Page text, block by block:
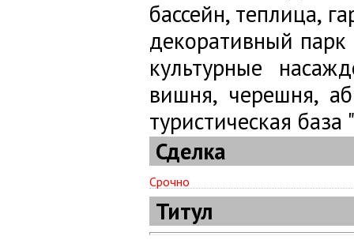
бассейн, теплица,
декоративный
культурные
вишня, черешня,
туристическая
Сделка
Срочно
Титул